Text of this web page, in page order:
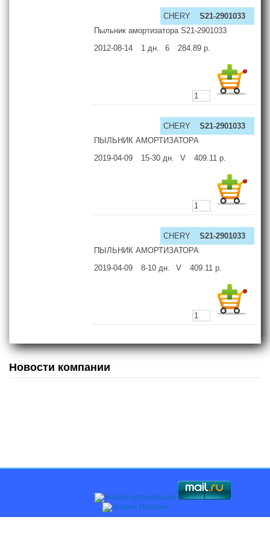
CHERY
S21-2901033
Пыльник амортизатора S21-2901033
2012-08-14
1 дн. 6 284.89 р.
CHERY
S21-2901033
ПЫЛЬНИК АМОРТИЗАТОРА
2019-04-09
15-30 дн. V 409.11 р.
CHERY
S21-2901033
ПЫЛЬНИК АМОРТИЗАТОРА
2019-04-09
8-10 дн. V 409.11 р.
Новости компании